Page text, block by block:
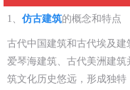
1、 仿古建筑的概念和特点
古代中国建筑和古代埃及
爱琴海建筑、古代美洲建
筑文化历史悠远，形成独